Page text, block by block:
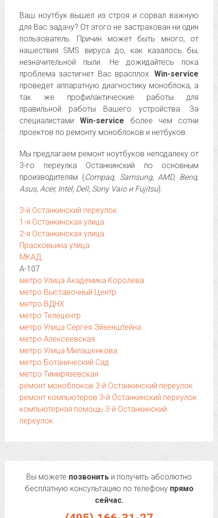
Ваш ноутбук вышел из строя и сорвал важную
для Вас задачу? От этого не застрахован ни один
пользователь. Причин может быть много, от
нашествия SMS вируса до, как казалось бы,
незначительной пыли. Не дожидайтесь пока
проблема застигнет Вас врасплох. Win-service
проведет аппаратную диагностику моноблока, а
так же профилактические работы для
правильной работы Вашего устройства. За
специалистамиWin-service более чем сотни
проектов по ремонту моноблоков и нетбуков.
Мы предлагаем ремонт ноутбуков неподалеку от
3-го переулка Останкинский по основным
производителям (Compaq, Samsung, AMD, Benq,
Asus, Acer, Intel, Dell, Sony Vaio и Fujitsu).
3-й Останкинский переулок
1-я Останкинская улица
2-я Останкинская улица
Прасковьина улица
МКАД
А-107
метро Улица Академика Королева
метро Выставочный Центр
метро ВДНХ
метро Телецентр
метро Улица Сергея Эйзенштейна
метро Алексеевская
метро Улица Милашенкова
метро Ботанический Сад
метро Тимирязевская
ремонт моноблоков 3-й Останкинский переулок
ремонт компьютеров 3-й Останкинский переулок
компьютерная помощь 3-й Останкинский
переулок
Вы можете позвонить и получить абсолютно
бесплатную консультацию по телефону прямо
сейчас.